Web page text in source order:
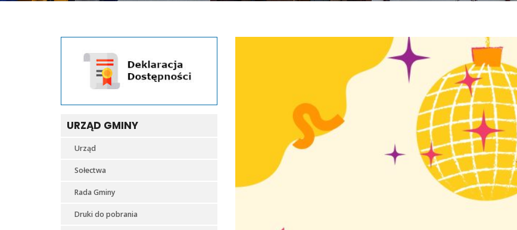
URZĄD GMINY
Urząd
Sołectwa
Rada Gminy
Druki do pobrania